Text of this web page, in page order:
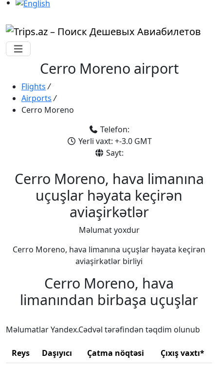
Cerro Moreno airport
Flights /
Airports /
Cerro Moreno
Telefon:
Yerli vaxt: +-3.0 GMT
Sayt:
Cerro Moreno, hava limanına
uçuşlar həyata keçirən
aviaşirkətlər
Məlumat yoxdur
Cerro Moreno, hava limanına uçuşlar həyata keçirən
aviaşirkətlər birliyi
Cerro Moreno, hava
limanından birbaşa uçuşlar
Məlumatlar Yandex.Cədvəl tərəfindən təqdim olunub
Reys Daşıyıcı Çatma nöqtəsi Çıxış vaxtı*